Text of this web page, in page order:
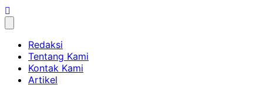
Skip
to
Redaksi
Tentang Kami
Kontak Kami
Artikel